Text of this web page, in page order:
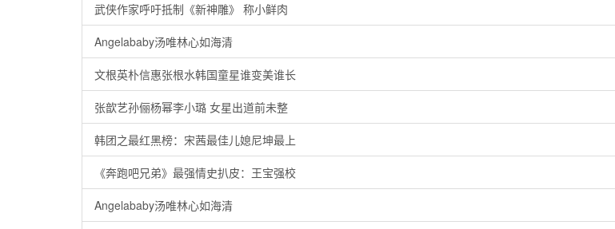
武侠作家呼吁抵制《新神雕》 称小鲜肉
Angelababy汤唯林心如海清
文根英朴信惠张根水韩国童星谁变美谁长
张歆艺孙俪杨幂李小璐 女星出道前未整
韩团之最红黑榜：宋茜最佳儿媳尼坤最上
《奔跑吧兄弟》最强情史扒皮：王宝强校
Angelababy汤唯林心如海清